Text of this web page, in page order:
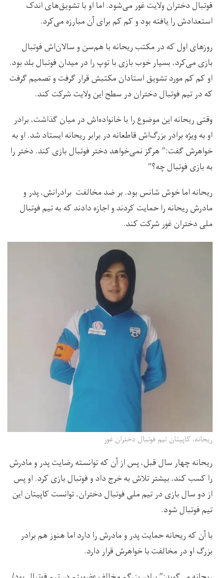
فوتبال دختران ولایت غور می‌شود. اما او با تشویق‌های اندک
استعدادش را یافته بود و کم کم برای آن مبارزه می‌کرد.
روزهای اول که در مکتب ریحانه با هم‌سن و سالان‌اش فوتبال
بازی می‌کرد، بسیار خوب بازی با توپ را در میدان فوتبال بلد بود.
او کم کم مورد تشویق استادان مکتبش قرار گرفت و تصمیم گرفت
که در تیم فوتبال دختران در سطح این ولایت شرکت کند.
وقتی ریحانه این موضوع را با خانواده‌اش در میان گذاشت، برادر
او به ویژه برادر بزرگ‌اش قاطعانه در برابر ریحانه ایستاد شد. او به
خواهرش گفت:” هرگز نمی‌خواهد دختر فوتبال بازی کند. دختر را
به بازی فوتبال چه؟”
ریحانه اما خوش شانس بود. بر ضد مخالفت برادرانش، پدر و
مادرش ریحانه را حمایت کردند و اجازه دادند که به تیم فوتبال
ملی دختران غور شرکت کند.
ریحانه، کاپیتان تیم فوتبال دختران غور
ریحانه چهار سال قبل، پس از آن که توانسته رضایت پدر و مادرش
را کسب کند، بیشتر تلاش به خرج داد و فوتبال بازی کرد. او پس
از دو سال بازی در تیم ملی فوتبال دختران، توانست کاپیتان این
تیم فوتبال شود.
با آن که ریحانه حمایت پدر و مادرش را دارد اما هنوز هم برادر
بزرگ او در مخالفت با خواهرش قرار دارد.